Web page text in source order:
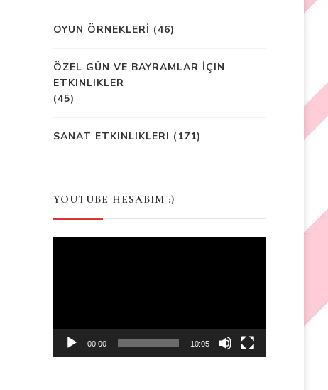
OYUN ÖRNEKLERİ (46)
ÖZEL GÜN VE BAYRAMLAR İÇIN
ETKINLIKLER
(45)
SANAT ETKINLIKLERI (171)
YOUTUBE HESABIM :)
00:00 10:05